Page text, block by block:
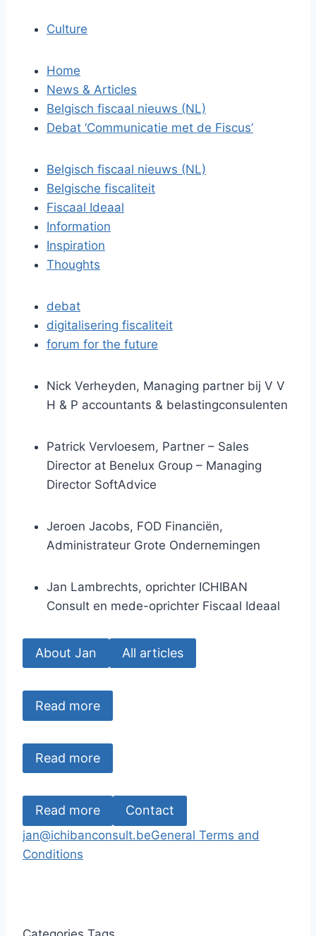
Culture
Home
News & Articles
Belgisch fiscaal nieuws (NL)
Debat ‘Communicatie met de Fiscus’
Belgisch fiscaal nieuws (NL)
Belgische fiscaliteit
Fiscaal Ideaal
Information
Inspiration
Thoughts
debat
digitalisering fiscaliteit
forum for the future
Nick Verheyden, Managing partner bij V V
H & P accountants & belastingconsulenten
Patrick Vervloesem, Partner – Sales
Director at Benelux Group – Managing
Director SoftAdvice
Jeroen Jacobs, FOD Financiën,
Administrateur Grote Ondernemingen
Jan Lambrechts, oprichter ICHIBAN
Consult en mede-oprichter Fiscaal Ideaal
About Jan All articles
Read more
Read more
Read more Contact
jan@ichibanconsult.beGeneral Terms and
Conditions